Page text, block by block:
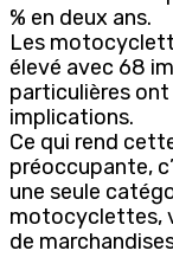
% en deux ans.
Les
élevé avec 68
particulières
implications.
Ce qui rend
préoccupante,
une seule
motocyclettes,
de